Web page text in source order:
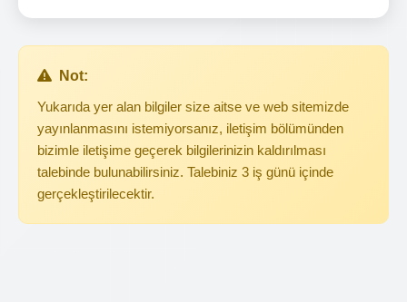
Not:
Yukarıda yer alan bilgiler size aitse ve web sitemizde
yayınlanmasını istemiyorsanız, iletişim bölümünden
bizimle iletişime geçerek bilgilerinizin kaldırılması
talebinde bulunabilirsiniz. Talebiniz 3 iş günü içinde
gerçekleştirilecektir.